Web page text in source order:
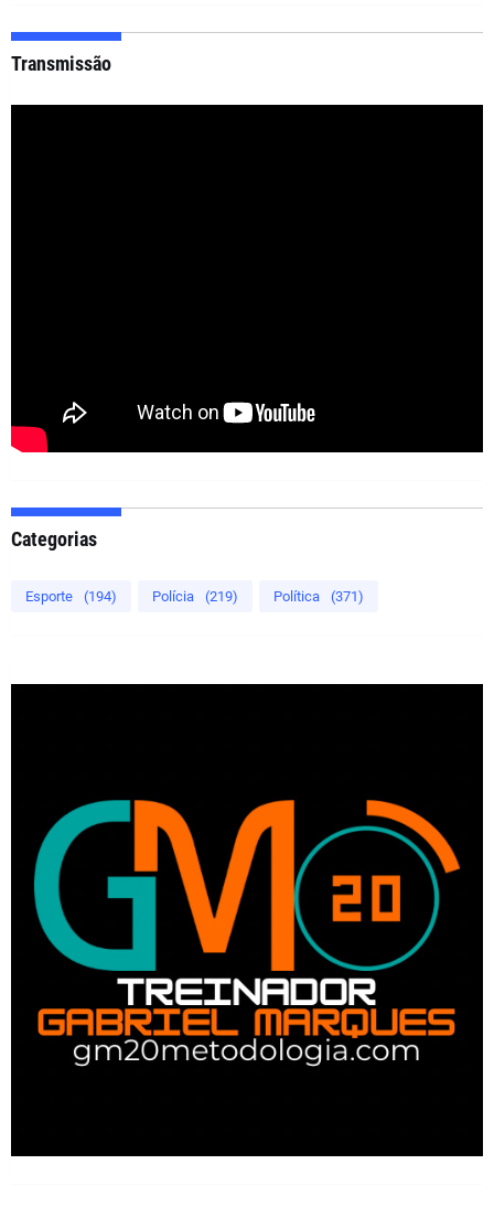
Transmissão
Categorias
Esporte (194) Polícia (219) Política (371)